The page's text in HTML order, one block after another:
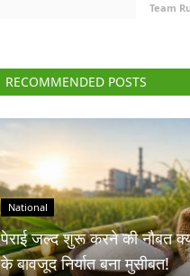
Team
RECOMMENDED POSTS
National
पेराई जल्द शुरू करने की नौबत
के बावजूद निर्यात बना मुसीबत!